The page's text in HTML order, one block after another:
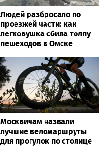
Людей разбросало по
проезжей части: как
легковушка сбила толпу
пешеходов в Омске
Москвичам назвали
лучшие веломаршруты
для прогулок по столице